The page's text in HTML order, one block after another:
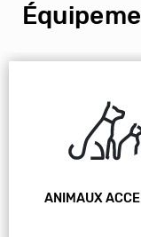
ANIMAUX